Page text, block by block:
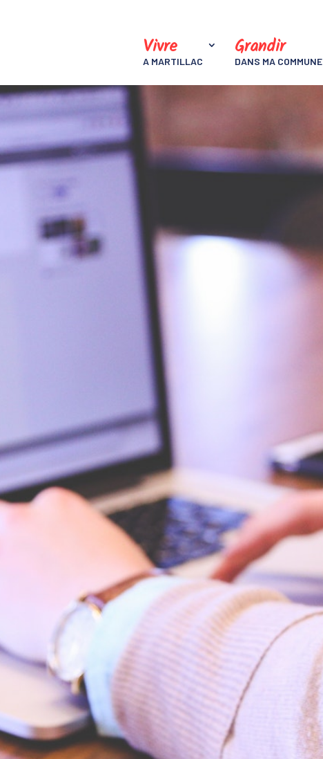
Vivre
A MARTILLAC
Grandir
DANS MA COMMUNE